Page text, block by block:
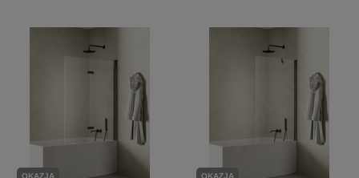
OKAZJA OKAZJA